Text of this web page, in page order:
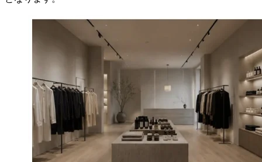
出店を検討する物件に対して、契約前の段階からCGシミュ
レーションを作成します。完成イメージを早期に可視化する
ことで、出店者の意向やブランドの世界観を具体化し、出店
検討時の判断を支援します。
※無償提供は、イメージヒアリング後に作成する初回CGシ
ミュレーションが対象です。図面作成などの設計業務は有償
となります。